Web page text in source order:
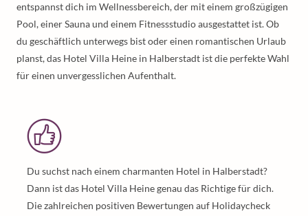
entspannst dich im Wellnessbereich, der mit einem großzügigen
Pool, einer Sauna und einem Fitnessstudio ausgestattet ist. Ob
du geschäftlich unterwegs bist oder einen romantischen Urlaub
planst, das Hotel Villa Heine in Halberstadt ist die perfekte Wahl
für einen unvergesslichen Aufenthalt.
Du suchst nach einem charmanten Hotel in Halberstadt?
Dann ist das Hotel Villa Heine genau das Richtige für dich.
Die zahlreichen positiven Bewertungen auf Holidaycheck